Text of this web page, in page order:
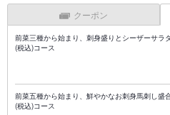
クーポン
前菜三種から始まり、刺身盛りとシーザーサ
(税込)コース
前菜五種から始まり、鮮やかなお刺身馬刺し
(税込)コース